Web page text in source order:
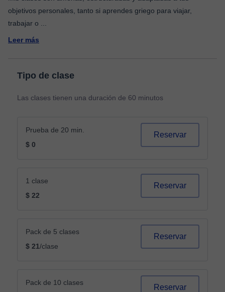
objetivos personales, tanto si aprendes griego para viajar,
trabajar o
Leer más
Tipo de clase
Las clases tienen una duración de 60 minutos
Prueba de 20 min.
$ 0
Reservar
1 clase
$ 22
Reservar
Pack de 5 clases
$ 21/clase
Reservar
Pack de 10 clases
Reservar